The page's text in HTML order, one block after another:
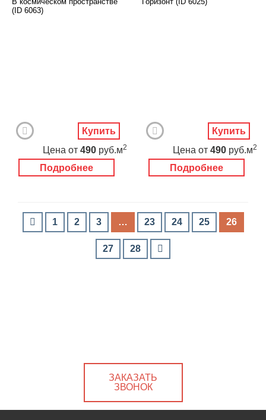
(ID 6063)
Подробнее
Цена от 490 руб.м2
Купить
Подробнее
Цена от 490 руб.м2
Купить
1 2 3 … 23 24 25 26
27 28
ЗАКАЗАТЬ
ЗВОНОК